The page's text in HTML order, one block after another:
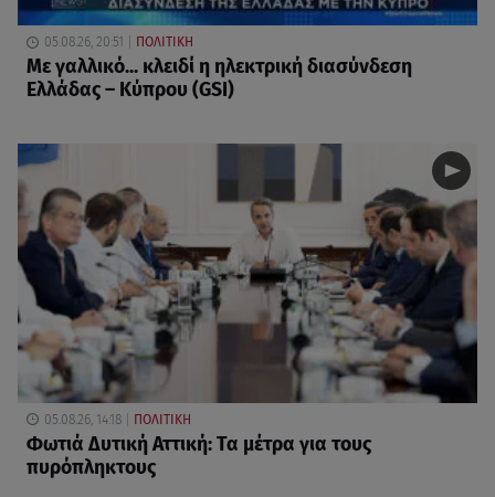
05.08.26, 20:51 ΠΟΛΙΤΙΚΗ
Με γαλλικό... κλειδί η ηλεκτρική διασύνδεση
Ελλάδας – Κύπρου (GSI)
05.08.26, 14:18 ΠΟΛΙΤΙΚΗ
Φωτιά Δυτική Αττική: Τα μέτρα για τους
πυρόπληκτους